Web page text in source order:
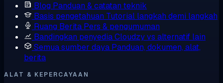
Blog Panduan & catatan teknik
Basis pengetahuan Tutorial langkah demi langkah
Ruang Berita Pers & pengumuman
Bandingkan penyediaCloudzy vs alternatif lain
Semua sumber daya Panduan, dokumen, alat,
berita
ALAT & KEPERCAYAAN